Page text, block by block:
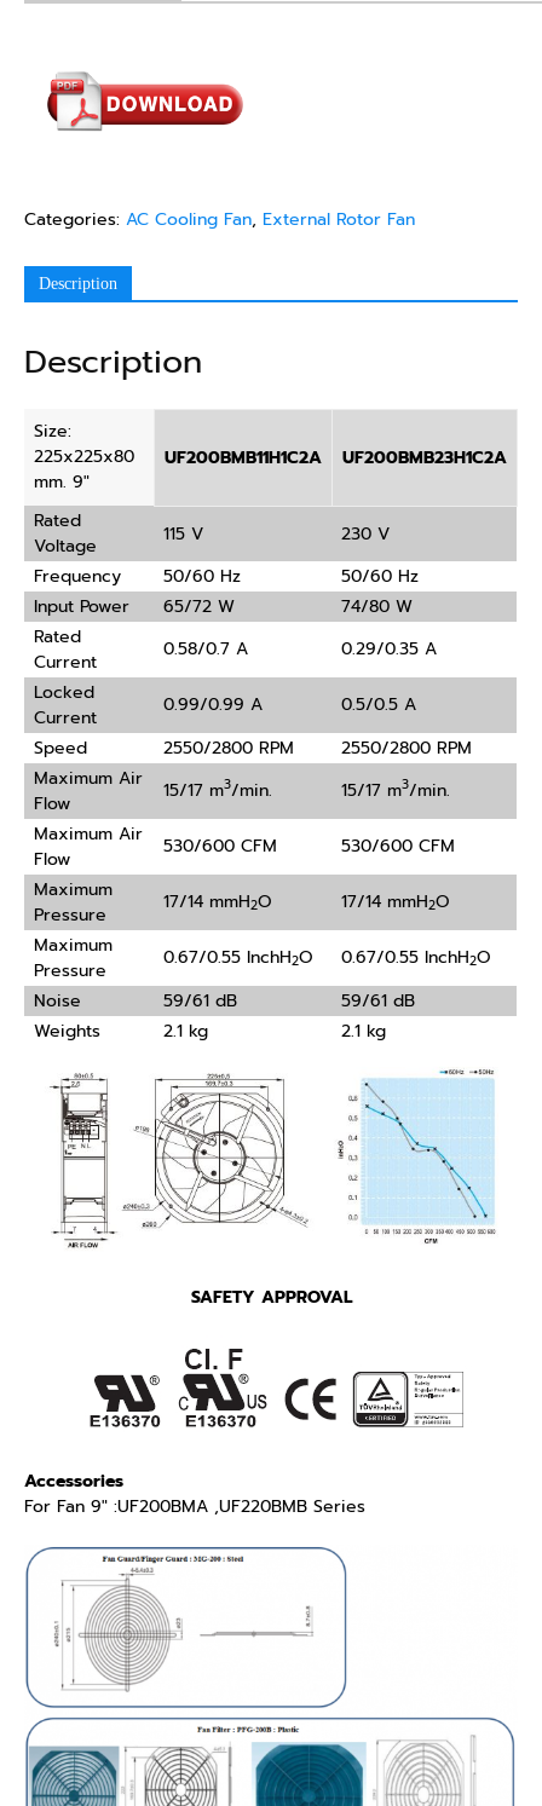
Categories: AC Cooling Fan, External Rotor Fan
Description
Description
Size:
225x225x80
mm. 9″
UF200BMB11H1C2A UF200BMB23H1C2A
Rated
Voltage
115 V
230 V
Frequency
50/60 Hz
50/60 Hz
Input Power
65/72 W
74/80 W
Rated
Current
0.58/0.7 A
0.29/0.35 A
Locked
Current
0.99/0.99 A
0.5/0.5 A
Speed
2550/2800 RPM
2550/2800 RPM
Maximum Air
Flow
15/17 m3/min. 15/17 m3/min.
Maximum Air
Flow
530/600 CFM
530/600 CFM
Maximum
Pressure
17/14 mmH2O 17/14 mmH2O
Maximum
Pressure
0.67/0.55 InchH2O 0.67/0.55 InchH2O
Noise
59/61 dB
59/61 dB
Weights
2.1 kg 2.1 kg
SAFETY APPROVAL
Accessories
For Fan 9″ :UF200BMA ,UF220BMB Series